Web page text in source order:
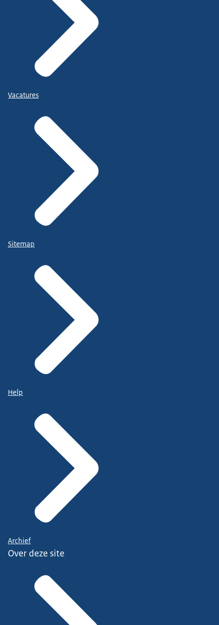
Vacatures
Sitemap
Help
Archief
Over deze site